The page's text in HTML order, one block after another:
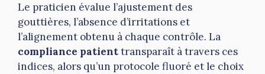
Le praticien évalue l’ajustement des
gouttières, l’absence d’irritations et
l’alignement obtenu à chaque contrôle. La
compliance patienttransparaît à travers ces
indices, alors qu’un protocole fluoré et le choix